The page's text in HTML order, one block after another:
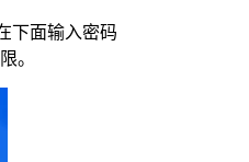
下面输入密码
。